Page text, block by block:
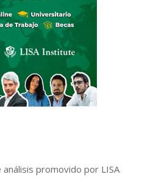
promovido por LISA